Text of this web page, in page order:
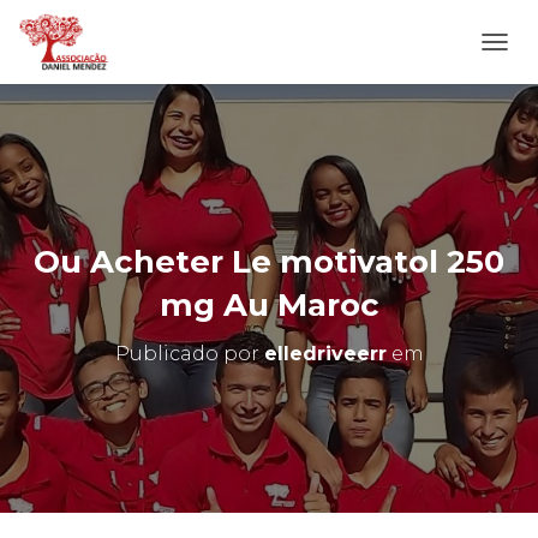
L
T
E
R
N
A
N
A
E
G
O
Ou Acheter Le motivatol 250
mg Au Maroc
Publicado por elledriveerrem